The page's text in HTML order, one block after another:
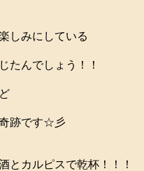
しみにしている
たんでしょう！！
跡です☆彡
とカルピスで乾杯！！！